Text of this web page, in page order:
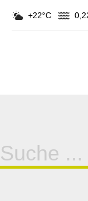
+22°C
Suche
für: